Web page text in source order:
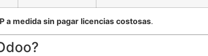
a medida sin pagar licencias costosas.